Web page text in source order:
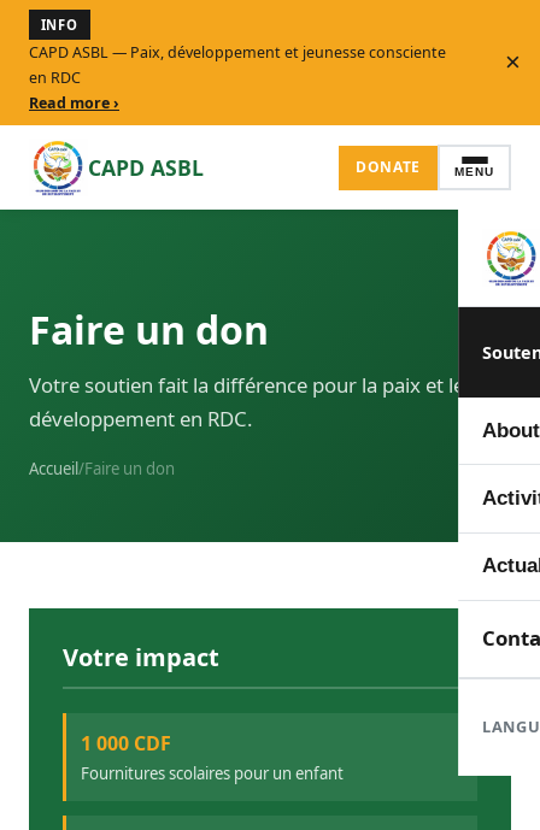
INFO
CAPD ASBL — Paix, développement et jeunesse consciente
en RDC
Read more ›
×
CAPD ASBL DONATE MENU
Faire un don
Votre soutien fait la différence pour la paix et le
développement en RDC.
Accueil/Faire un don
Votre impact
1 000 CDF
Fournitures scolaires pour un enfant